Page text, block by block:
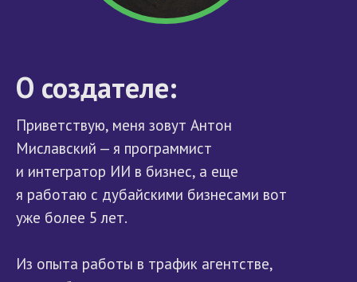
Приветствую, меня зовут Антон
Миславский — я программист
и интегратор ИИ в бизнес, а еще
я работаю с дубайскими бизнесами вот
уже более 5 лет.
Из опыта работы в трафик агентстве,
О создателе: